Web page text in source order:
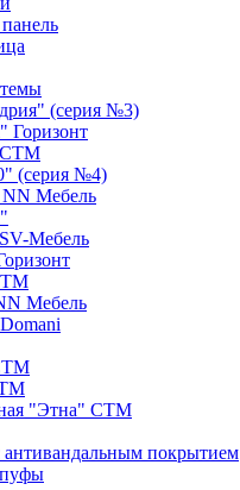
(серия №3)
Горизонт
СТМ
(серия №4)
Мебель
Мебель
Мебель
"Этна" СТМ
покрытием